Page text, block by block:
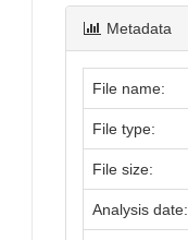
Metadata
File name:
File type:
File size:
Analysis date: